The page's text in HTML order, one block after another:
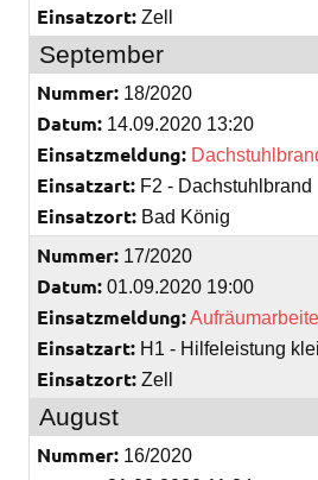
Einsatzort: Zell
September
Nummer: 18/2020
Datum: 14.09.2020 13:20
Einsatzmeldung:
Einsatzart: F2 - Dachstuhlbrand
Einsatzort: Bad König
Nummer: 17/2020
Datum: 01.09.2020 19:00
Einsatzmeldung:
Einsatzart: H1 - Hilfeleistung
Einsatzort: Zell
August
Nummer: 16/2020